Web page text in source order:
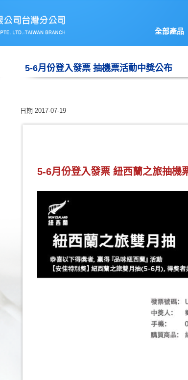
全部產品
5-6月份登入發票 抽機票活動中獎公布
日期 2017-07-19
5-6月份登入發票 紐西蘭之旅抽機